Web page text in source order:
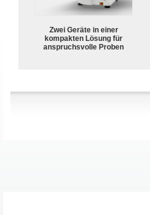
Zwei Geräte in einer
kompakten Lösung für
anspruchsvolle Proben